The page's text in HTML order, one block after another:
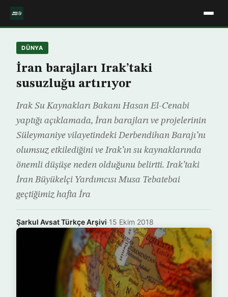
DÜNYA
İran barajları Irak’taki
susuzluğu artırıyor
Irak Su Kaynakları Bakanı Hasan El-Cenabi
yaptığı açıklamada, İran barajları ve projelerinin
Süleymaniye vilayetindeki Derbendihan Barajı’nı
olumsuz etkilediğini ve Irak’ın su kaynaklarında
önemli düşüşe neden olduğunu belirtti. Irak’taki
İran Büyükelçi Yardımcısı Musa Tebatebai
geçtiğimiz hafta İra
Şarkul Avsat Türkçe Arşivi·15 Ekim 2018